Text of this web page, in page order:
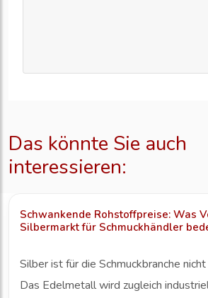
Das könnte Sie auch
interessieren:
Schwankende Rohstoffpreise: Was
Silbermarkt für Schmuckhändler
Silber ist für die Schmuckbranche
Das Edelmetall wird zugleich